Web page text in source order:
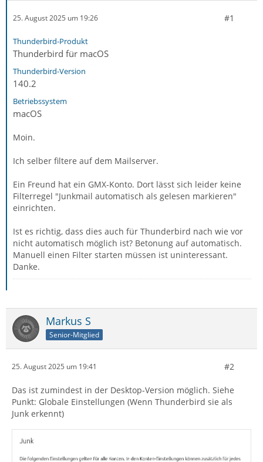
25. August 2025 um 19:26 #1
Thunderbird-Produkt
Thunderbird für macOS
Thunderbird-Version
140.2
Betriebssystem
macOS
Moin.
Ich selber filtere auf dem Mailserver.
Ein Freund hat ein GMX-Konto. Dort lässt sich leider keine
Filterregel "Junkmail automatisch als gelesen markieren"
einrichten.
Ist es richtig, dass dies auch für Thunderbird nach wie vor
nicht automatisch möglich ist? Betonung auf automatisch.
Manuell einen Filter starten müssen ist uninteressant.
Danke.
Markus S
Senior-Mitglied
25. August 2025 um 19:41 #2
Das ist zumindest in der Desktop-Version möglich. Siehe
Punkt: Globale Einstellungen (Wenn Thunderbird sie als
Junk erkennt)